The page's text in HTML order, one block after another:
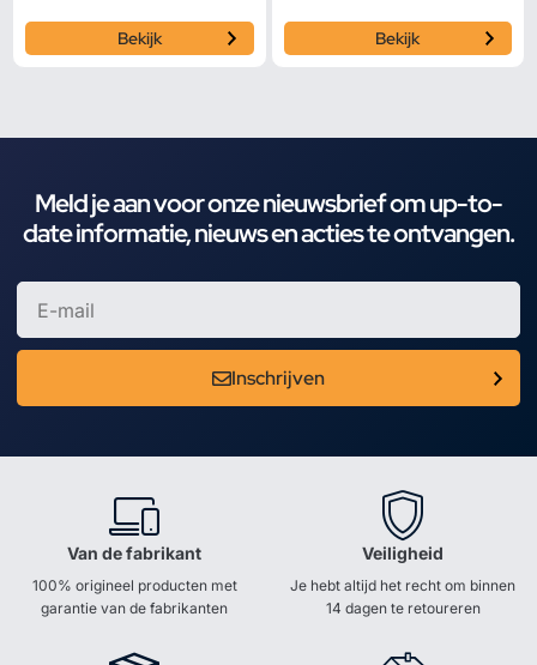
Bekijk Bekijk
Meld je aan voor onze nieuwsbrief om up-to-
date informatie, nieuws en acties te ontvangen.
Inschrijven
Van de fabrikant
100% origineel producten met
garantie van de fabrikanten
Veiligheid
Je hebt altijd het recht om binnen
14 dagen te retoureren